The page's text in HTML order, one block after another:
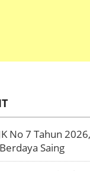
No 7 Tahun
Saing